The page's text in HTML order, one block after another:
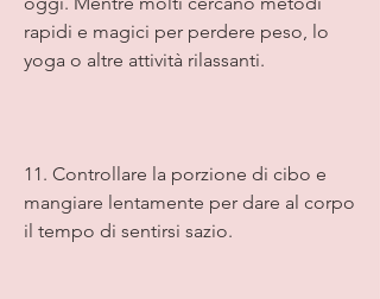
rapidi e magici per perdere peso, lo
yoga o altre attività rilassanti.
11. Controllare la porzione di cibo e
mangiare lentamente per dare al corpo
il tempo di sentirsi sazio.